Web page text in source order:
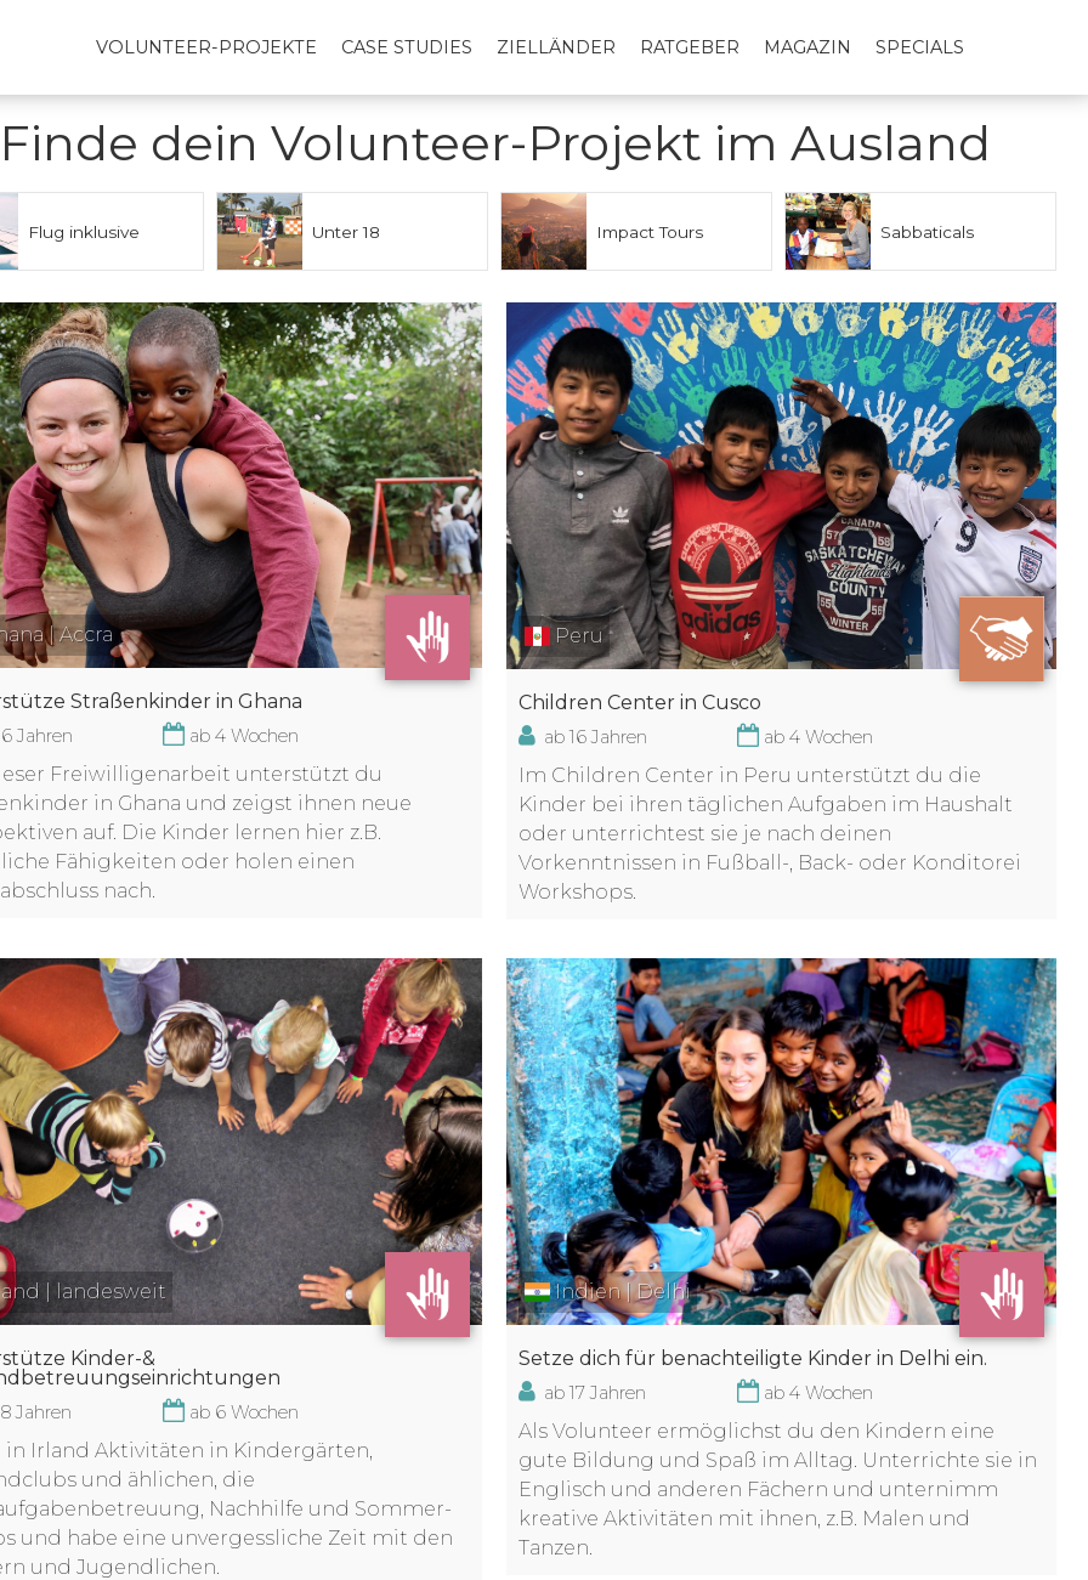
VOLUNTEER-PROJEKTE CASE STUDIES ZIELLÄNDER RATGEBER MAGAZIN SPECIALS
Finde dein Volunteer-Projekt im Ausland
Flug inklusive Unter 18 Impact Tours Sabbaticals
| Accra
Straßenkinder in Ghana
Jahren ab 4 Wochen
Freiwilligenarbeit unterstützt du
in Ghana und zeigst ihnen neue
auf. Die Kinder lernen hier z.B.
Fähigkeiten oder holen einen
nach.
Peru
Children Center in Cusco
ab 16 Jahren ab 4 Wochen
Im Children Center in Peru unterstützt du die
Kinder bei ihren täglichen Aufgaben im Haushalt
oder unterrichtest sie je nach deinen
Vorkenntnissen in Fußball-, Back- oder Konditorei
Workshops.
| landesweit
Kinder-&
Jahren ab 6 Wochen
in Irland Aktivitäten in Kindergärten,
und ählichen, die
Nachhilfe und Sommer-
und habe eine unvergessliche Zeit mit den
und Jugendlichen.
Indien | Delhi
Setze dich für benachteiligte Kinder in Delhi ein.
ab 17 Jahren ab 4 Wochen
Als Volunteer ermöglichst du den Kindern eine
gute Bildung und Spaß im Alltag. Unterrichte sie in
Englisch und anderen Fächern und unternimm
kreative Aktivitäten mit ihnen, z.B. Malen und
Tanzen.